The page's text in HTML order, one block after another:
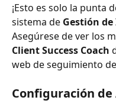
¡Esto es solo la punta
sistema de Gestión
Asegúrese de ver los
Client Success Coach
web de seguimiento
Configuración